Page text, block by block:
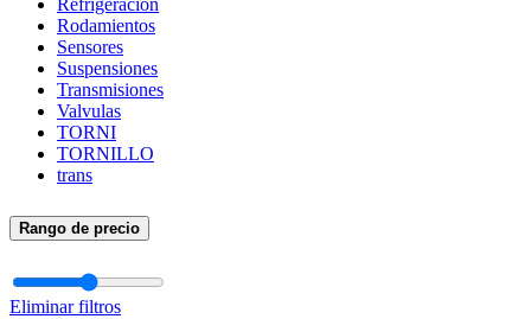
Refrigeración
Rodamientos
Sensores
Suspensiones
Transmisiones
Valvulas
TORNI
TORNILLO
trans
Rango de precio
Eliminar filtros